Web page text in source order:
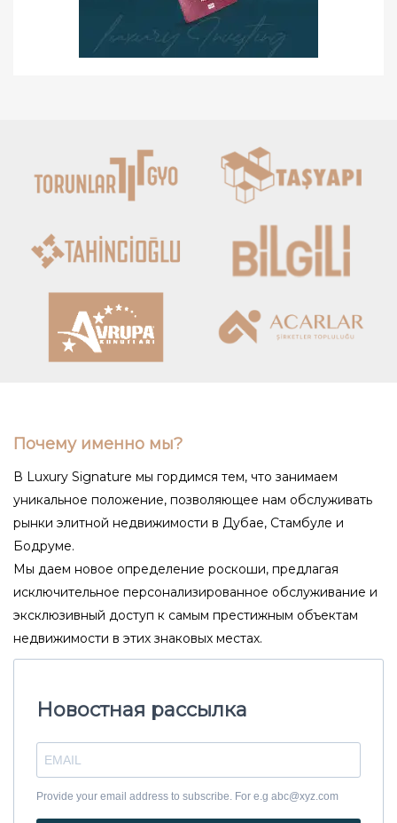
Почему именно мы?
В Luxury Signature мы гордимся тем, что занимаем
уникальное положение, позволяющее нам обслуживать
рынки элитной недвижимости в Дубае, Стамбуле и
Бодруме.
Мы даем новое определение роскоши, предлагая
исключительное персонализированное обслуживание и
эксклюзивный доступ к самым престижным объектам
недвижимости в этих знаковых местах.
Новостная рассылка
Provide your email address to subscribe. For e.g abc@xyz.com